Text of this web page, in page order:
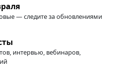
— следите за обновлениями
интервью, вебинаров,